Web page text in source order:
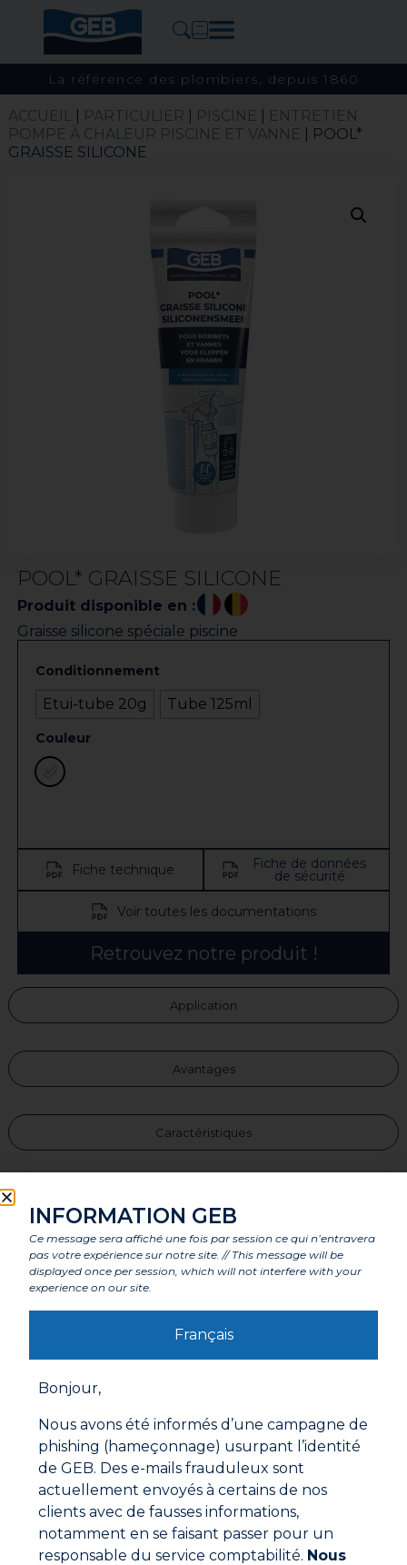
La référence des plombiers, depuis 1860
ACCUEIL| PARTICULIER PISCINE
ENTRETIEN
POMPE À CHALEUR PISCINE ET VANNE
| POOL*
GRAISSE SILICONE
POOL* GRAISSE SILICONE
Produit disponible en :
Graisse silicone spéciale piscine
Conditionnement
Etui-tube 20g Tube 125ml
Couleur
Fiche technique Fiche de données
de sécurité
Voir toutes les documentations
Retrouvez notre produit !
Application
Avantages
Caractéristiques
Labels et agréments
Dégraisser et nettoyer avant toute application
spatule
Documentations à télécharger
INFORMATION GEB
Ce message sera affiché une fois par session ce qui n’entravera
pas votre expérience sur notre site. // This message will be
displayed once per session, which will not interfere with your
experience on our site.
Français
Bonjour,
Nous avons été informés d’une campagne de
phishing (hameçonnage) usurpant l’identité
de GEB. Des e-mails frauduleux sont
actuellement envoyés à certains de nos
clients avec de fausses informations,
notamment en se faisant passer pour un
responsable du service comptabilité. Nous